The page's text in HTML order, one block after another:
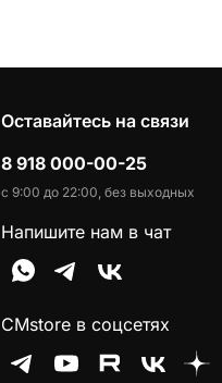
Оставайтесь на связи
8 918 000-00-25
с 9:00 до 22:00, без выходных
Напишите нам в чат
CMstore в соцсетях